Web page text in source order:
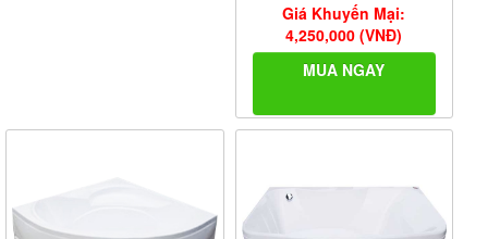
Giá Khuyến Mại:
4,250,000 (VNĐ)
MUA NGAY